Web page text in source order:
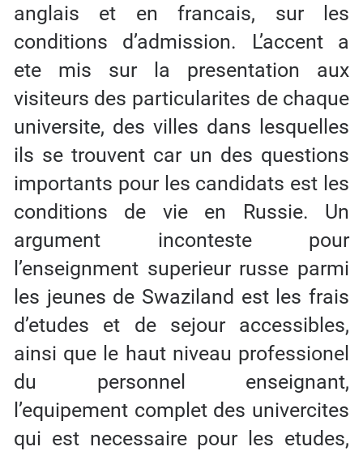
anglais et en francais, sur les
conditions d’admission. L’accent a
ete mis sur la presentation aux
visiteurs des particularites de chaque
universite, des villes dans lesquelles
ils se trouvent car un des questions
importants pour les candidats est les
conditions de vie en Russie. Un
argument inconteste pour
l’enseignment superieur russe parmi
les jeunes de Swaziland est les frais
d’etudes et de sejour accessibles,
ainsi que le haut niveau professionel
du personnel enseignant,
l’equipement complet des univercites
qui est necessaire pour les etudes,